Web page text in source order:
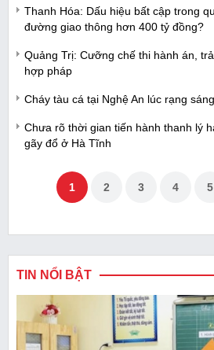
Thanh Hóa: Dấu hiệu bất cập trong
đường giao thông hơn 400 tỷ đồng?
Quảng Trị: Cưỡng chế thi hành án,
hợp pháp
Cháy tàu cá tại Nghệ An lúc rạng sáng
Chưa rõ thời gian tiến hành thanh lý
gãy đổ ở Hà Tĩnh
1 2 3 4 5
TIN NỔI BẬT